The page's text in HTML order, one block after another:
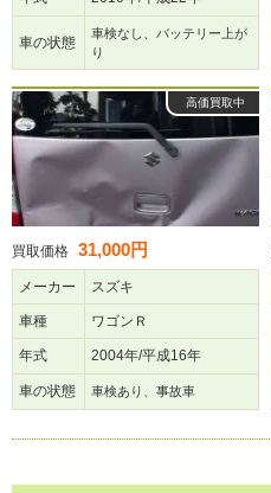
車の状態
車検なし、バッテリー上が
り
高価買取中
買取価格 31,000円
メーカー スズキ
車種 ワゴンＲ
年式 2004年/平成16年
車の状態 車検あり、事故車